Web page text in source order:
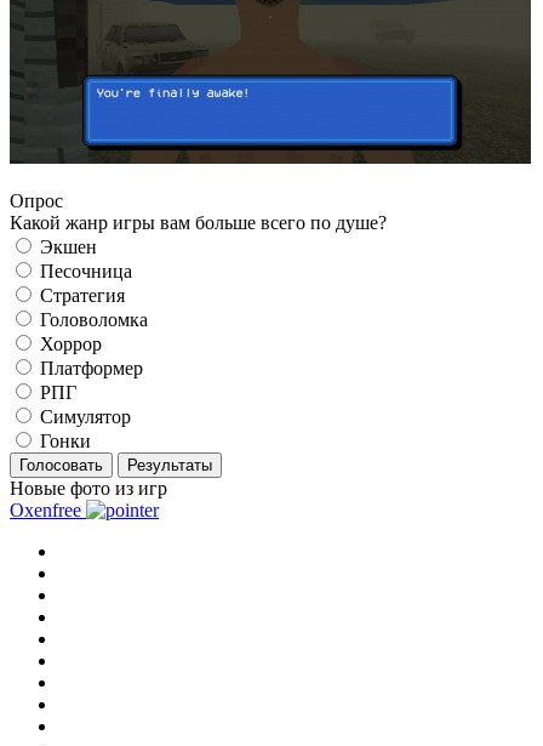
Опрос
Какой жанр игры вам больше всего по душе?
Экшен
Песочница
Стратегия
Головоломка
Хоррор
Платформер
РПГ
Симулятор
Гонки
Голосовать Результаты
Новые фото из игр
Oxenfree